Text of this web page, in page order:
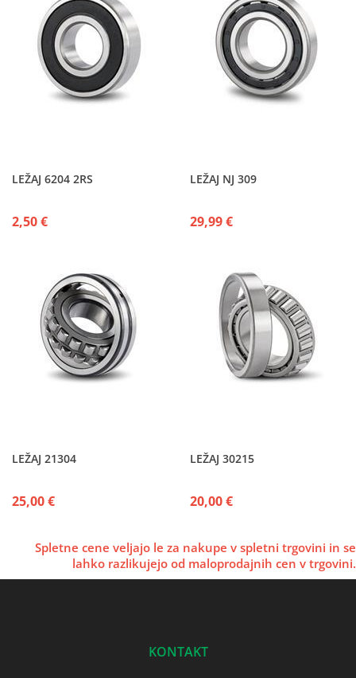
LEŽAJ 6204 2RS
2,50 €
LEŽAJ NJ 309
29,99 €
LEŽAJ 21304
25,00 €
LEŽAJ 30215
20,00 €
Spletne cene veljajo le za nakupe v spletni trgovini in se
lahko razlikujejo od maloprodajnih cen v trgovini.
KONTAKT